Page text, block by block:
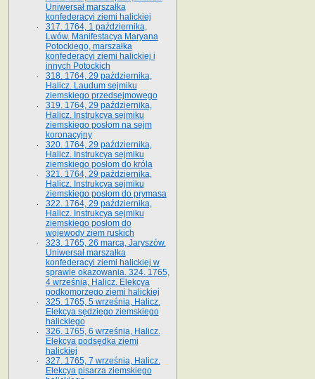
Uniwersał marszałka
konfederacyi ziemi halickiej
317. 1764, 1 października,
Lwów. Manifestacya Maryana
Potockiego, marszałka
konfederacyi ziemi halickiej i
innych Potockich
318. 1764, 29 października,
Halicz. Laudum sejmiku
ziemskiego przedsejmowego
319. 1764, 29 października,
Halicz. Instrukcya sejmiku
ziemskiego posłom na sejm
koronacyjny
320. 1764, 29 października,
Halicz. Instrukcya sejmiku
ziemskiego posłom do króla
321. 1764, 29 października,
Halicz. Instrukcya sejmiku
ziemskiego posłom do prymasa
322. 1764, 29 października,
Halicz. Instrukcya sejmiku
ziemskiego posłom do
wojewody ziem ruskich
323. 1765, 26 marca, Jaryszów.
Uniwersał marszałka
konfederacyi ziemi halickiej w
sprawie okazowania. 324. 1765,
4 września, Halicz. Elekcya
podkomorzego ziemi halickiej
325. 1765, 5 września, Halicz.
Elekcya sędziego ziemskiego
halickiego
326. 1765, 6 września, Halicz.
Elekcya podsędka ziemi
halickiej
327. 1765, 7 września, Halicz.
Elekcya pisarza ziemskiego